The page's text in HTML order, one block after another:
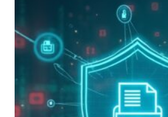
QUARTO
REQUISITO
SICUREZZA
NELL’ERA
DEGLI
AGENTI
AI